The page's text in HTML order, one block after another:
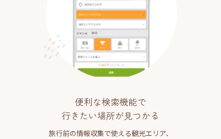
便利な検索機能で
行きたい場所が見つかる
旅行前の情報収集で使える観光エリア、